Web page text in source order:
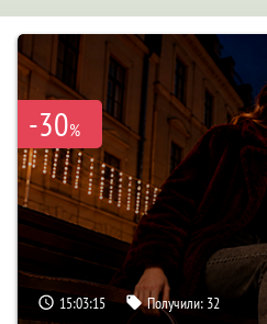
-30%
15:03:14 Получили: 32